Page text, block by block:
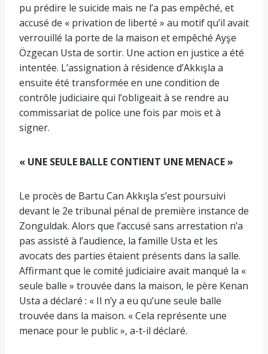
pu prédire le suicide mais ne l’a pas empêché, et
accusé de « privation de liberté » au motif qu’il avait
verrouillé la porte de la maison et empêché Ayşe
Özgecan Usta de sortir. Une action en justice a été
intentée. L’assignation à résidence d’Akkışla a
ensuite été transformée en une condition de
contrôle judiciaire qui l’obligeait à se rendre au
commissariat de police une fois par mois et à
signer.
« UNE SEULE BALLE CONTIENT UNE MENACE »
Le procès de Bartu Can Akkışla s’est poursuivi
devant le 2e tribunal pénal de première instance de
Zonguldak. Alors que l’accusé sans arrestation n’a
pas assisté à l’audience, la famille Usta et les
avocats des parties étaient présents dans la salle.
Affirmant que le comité judiciaire avait manqué la «
seule balle » trouvée dans la maison, le père Kenan
Usta a déclaré : « Il n’y a eu qu’une seule balle
trouvée dans la maison. « Cela représente une
menace pour le public », a-t-il déclaré.